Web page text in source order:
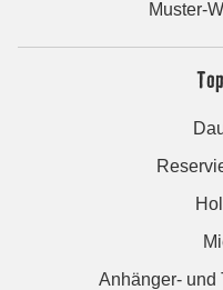
Muster-
Anhänger- und